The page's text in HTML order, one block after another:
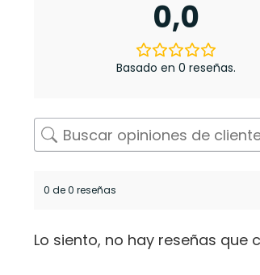
0,0
Basado en 0 reseñas.
0 de 0 reseñas
Lo siento, no hay reseñas